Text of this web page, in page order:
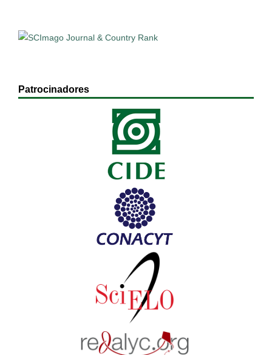
Patrocinadores